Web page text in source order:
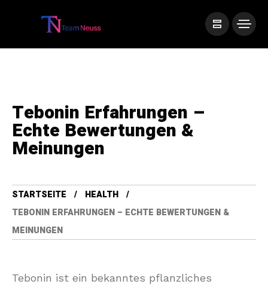
Tebonin Erfahrungen –
Echte Bewertungen &
Meinungen
STARTSEITE
HEALTH
TEBONIN ERFAHRUNGEN – ECHTE BEWERTUNGEN &
MEINUNGEN
Tebonin ist ein bekanntes pflanzliches